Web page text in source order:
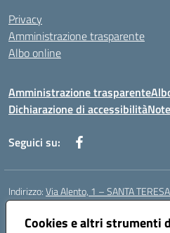
Cookies e altri strumenti
Privacy
Amministrazione trasparente
Albo online
Amministrazione trasparente
Dichiarazione di accessibilità
Seguici su:
Indirizzo:Via Alento, 1 – SANTA
Centralino:
Posta elettronica certificata (PEC):